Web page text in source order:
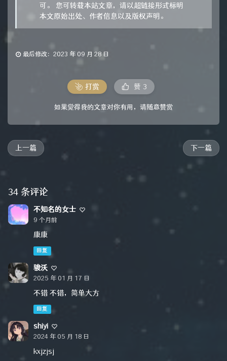
可。 您可转载本站文章，请以超链接形式标明
本文原始出处、作者信息以及版权声明。
最后修改：2023 年 09 月 28 日
打赏 赞 3
如果觉得我的文章对你有用，请随意赞赏
下一篇
上一篇
34 条评论
不知名的女士
9 个月前
康康
回复
骏沃
2025 年 01 月 17 日
不错 不错，简单大方
回复
shiyi
2024 年 05 月 18 日
kxjzjsj